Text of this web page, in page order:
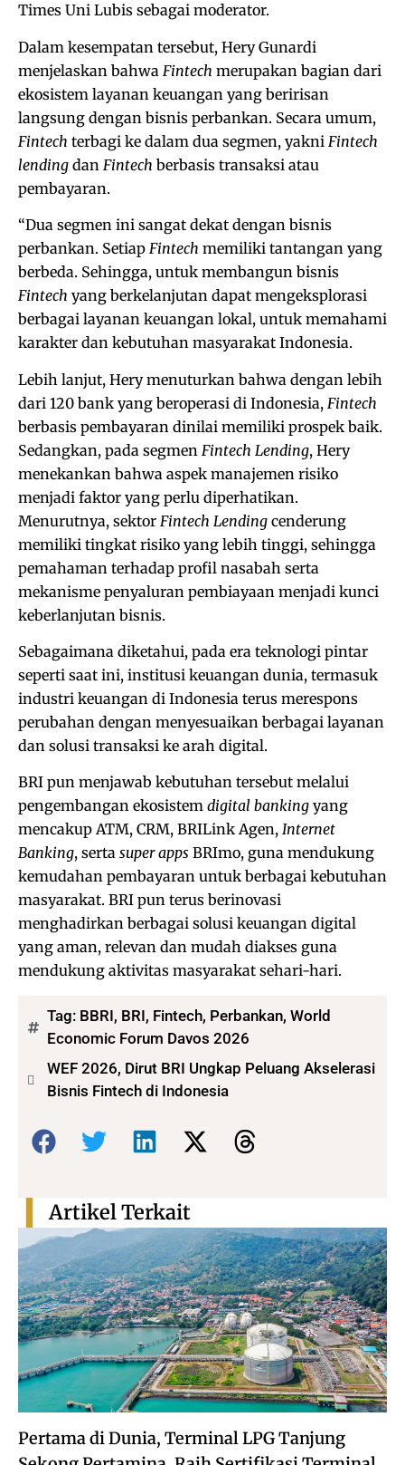
Times Uni Lubis sebagai moderator.
Dalam kesempatan tersebut, Hery Gunardi
menjelaskan bahwa Fintech merupakan bagian dari
ekosistem layanan keuangan yang beririsan
langsung dengan bisnis perbankan. Secara umum,
Fintech terbagi ke dalam dua segmen, yakni Fintech
lending dan Fintech berbasis transaksi atau
pembayaran.
“Dua segmen ini sangat dekat dengan bisnis
perbankan. Setiap Fintech memiliki tantangan yang
berbeda. Sehingga, untuk membangun bisnis
Fintech yang berkelanjutan dapat mengeksplorasi
berbagai layanan keuangan lokal, untuk memahami
karakter dan kebutuhan masyarakat Indonesia.
Lebih lanjut, Hery menuturkan bahwa dengan lebih
dari 120 bank yang beroperasi di Indonesia, Fintech
berbasis pembayaran dinilai memiliki prospek baik.
Sedangkan, pada segmen Fintech Lending, Hery
menekankan bahwa aspek manajemen risiko
menjadi faktor yang perlu diperhatikan.
Menurutnya, sektor Fintech Lending cenderung
memiliki tingkat risiko yang lebih tinggi, sehingga
pemahaman terhadap profil nasabah serta
mekanisme penyaluran pembiayaan menjadi kunci
keberlanjutan bisnis.
Sebagaimana diketahui, pada era teknologi pintar
seperti saat ini, institusi keuangan dunia, termasuk
industri keuangan di Indonesia terus merespons
perubahan dengan menyesuaikan berbagai layanan
dan solusi transaksi ke arah digital.
BRI pun menjawab kebutuhan tersebut melalui
pengembangan ekosistem digital banking yang
mencakup ATM, CRM, BRILink Agen, Internet
Banking, serta super apps BRImo, guna mendukung
kemudahan pembayaran untuk berbagai kebutuhan
masyarakat. BRI pun terus berinovasi
menghadirkan berbagai solusi keuangan digital
yang aman, relevan dan mudah diakses guna
mendukung aktivitas masyarakat sehari-hari.
Tag: BBRI, BRI, Fintech, Perbankan, World
Economic Forum Davos 2026
WEF 2026, Dirut BRI Ungkap Peluang Akselerasi
Bisnis Fintech di Indonesia
Bagikan:
Pertama di Dunia, Terminal LPG Tanjung
Artikel Terkait